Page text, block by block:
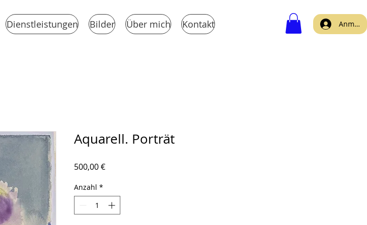
Dienstleistungen Bilder Über mich Kontakt
Aquarell. Porträt
500,00 €Preis
Anzahl *